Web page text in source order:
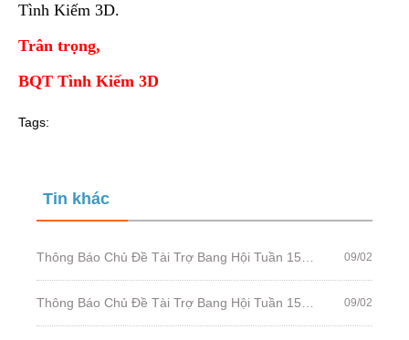
Tình Kiếm 3D.
Trân trọng,
BQT Tình Kiếm 3D
Tags:
Tin khác
09/02
09/02